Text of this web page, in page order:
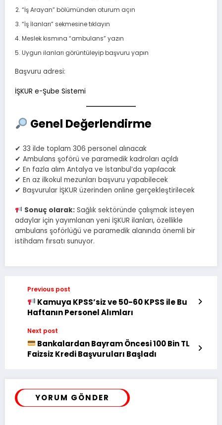
“İş Arayan” bölümünden oturum açın
“İş İlanları” sekmesine tıklayın
Meslek kısmına “ambulans” yazın
Uygun ilanları görüntüleyip başvuru yapın
Başvuru adresi:
İŞKUR e-Şube Sistemi
Genel Değerlendirme
✔ 33 ilde toplam 306 personel alınacak
✔ Ambulans şoförü ve paramedik kadroları açıldı
✔ En fazla alım Antalya ve İstanbul’da yapılacak
✔ En az ilkokul mezunları başvuru yapabilecek
✔ Başvurular İŞKUR üzerinden online gerçekleştirilecek
Sonuç olarak: Sağlık sektöründe çalışmak isteyen
adaylar için yayımlanan yeni İŞKUR ilanları, özellikle
ambulans şoförlüğü ve paramedik alanında önemli bir
istihdam fırsatı sunuyor.
Previous post
Kamuya KPSS’siz ve 50-60 KPSS ile Bu
Haftanın Personel Alımları
Next post
Bankalardan Bayram Öncesi 100 Bin TL
Faizsiz Kredi Başvuruları Başladı
YORUM GÖNDER